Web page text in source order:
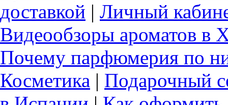
доставкой | Личный
Видеообзоры ароматов в
Почему парфюмерия по
Косметика | Подарочный